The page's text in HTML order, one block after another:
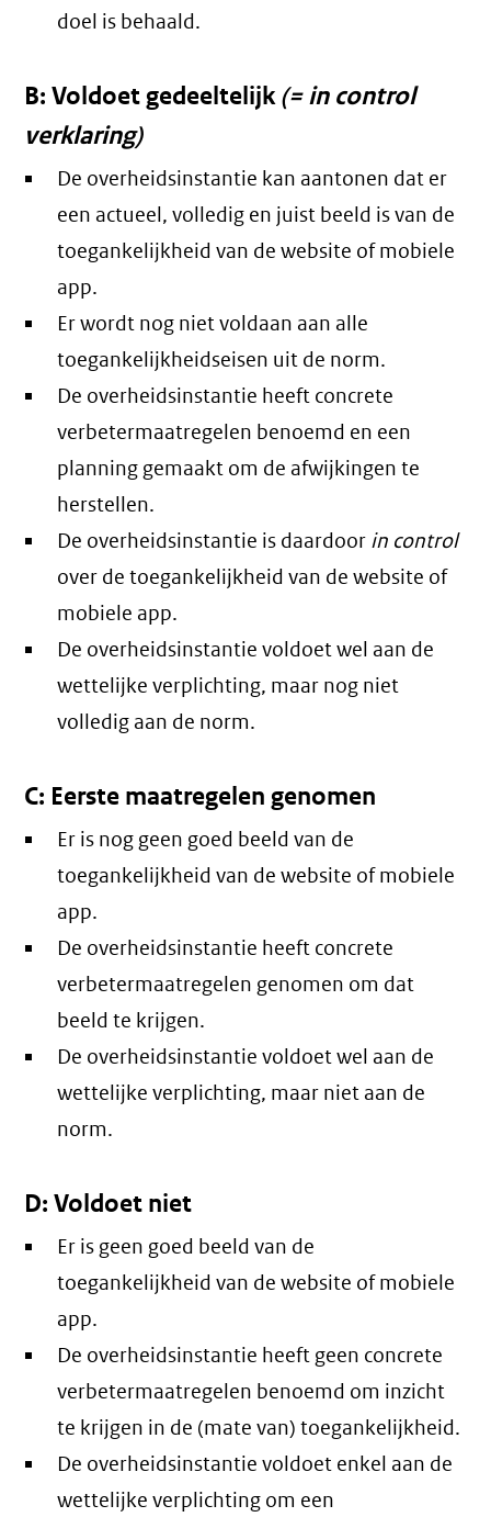
doel is behaald.
B: Voldoet gedeeltelijk(= in control
verklaring)
De overheidsinstantie kan aantonen dat er
een actueel, volledig en juist beeld is van de
toegankelijkheid van de website of mobiele
app.
Er wordt nog niet voldaan aan alle
toegankelijkheidseisen uit de norm.
De overheidsinstantie heeft concrete
verbetermaatregelen benoemd en een
planning gemaakt om de afwijkingen te
herstellen.
De overheidsinstantie is daardoor in control
over de toegankelijkheid van de website of
mobiele app.
De overheidsinstantie voldoet wel aan de
wettelijke verplichting, maar nog niet
volledig aan de norm.
C: Eerste maatregelen genomen
Er is nog geen goed beeld van de
toegankelijkheid van de website of mobiele
app.
De overheidsinstantie heeft concrete
verbetermaatregelen genomen om dat
beeld te krijgen.
De overheidsinstantie voldoet wel aan de
wettelijke verplichting, maar niet aan de
norm.
D: Voldoet niet
Er is geen goed beeld van de
toegankelijkheid van de website of mobiele
app.
De overheidsinstantie heeft geen concrete
verbetermaatregelen benoemd om inzicht
te krijgen in de (mate van) toegankelijkheid.
De overheidsinstantie voldoet enkel aan de
wettelijke verplichting om een